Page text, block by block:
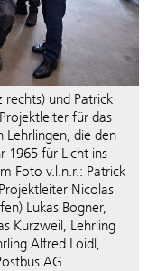
rechts) und Patrick
für das
Lehrlingen, die den
1965 für Licht ins
Foto v.l.n.r.: Patrick
Nicolas
Lukas Bogner,
Kurzweil, Lehrling
Alfred Loidl,
AG